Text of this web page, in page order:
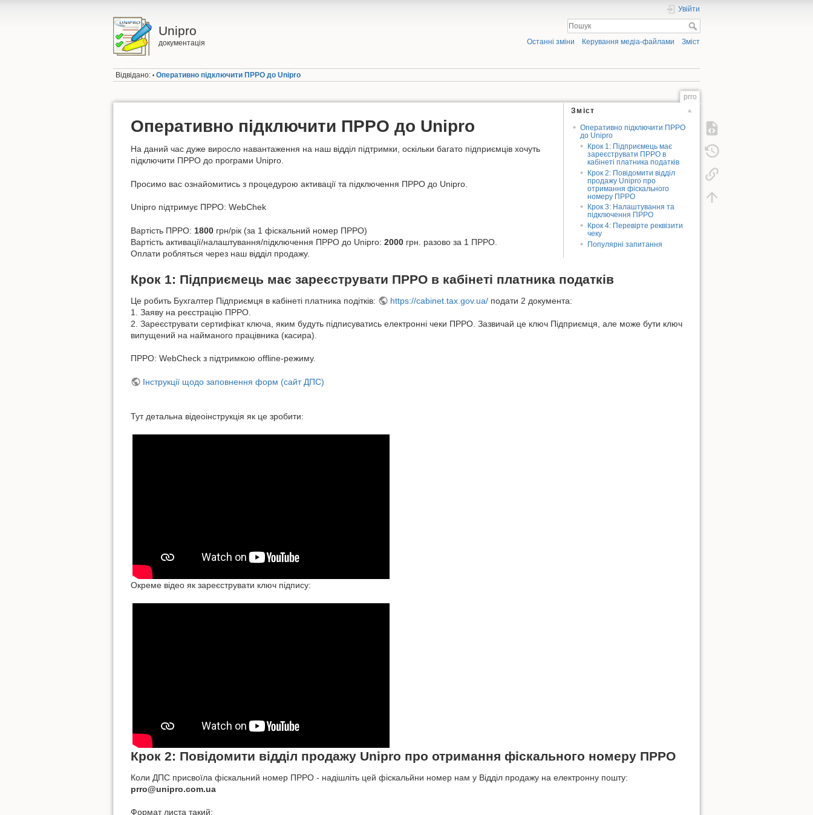
Unipro
документація
Увійти
Останні зміни Керування медіа-файлами Зміст
Відвідано: • Оперативно підключити ПРРО дo Unipro
prro
Зміст
Оперативно підключити ПРРО
дo Unipro
Крок 1: Підприємець має
зареєструвати ПРРО в
кабінеті платника податків
Крок 2: Повідомити відділ
продажу Unipro про
отримання фіскального
номеру ПРРО
Крок 3: Налаштування та
підключення ПРРО
Крок 4: Перевірте реквізити
чеку
Популярні запитання
Оперативно підключити ПРРО дo Unipro
На даний час дуже виросло навантаження на наш відділ підтримки, оскільки багато підприємців хочуть
підключити ПРРО до програми Unipro.
Просимо вас ознайомитись з процедурою активації та підключення ПРРО до Unipro.
Unipro підтримує ПРРО: WebChek
Вартість ПРРО: 1800 грн/рік (за 1 фіскальний номер ПРРО)
Вартість активації/налаштування/підключення ПРРО до Unipro: 2000 грн. разово за 1 ПРРО.
Оплати робляться через наш відділ продажу.
Крок 1: Підприємець має зареєструвати ПРРО в кабінеті платника податків
Це робить Бухгалтер Підприємця в кабінеті платника подітків: https://cabinet.tax.gov.ua/подати 2 документа:
1. Заяву на реєстрацію ПРРО.
2. Зареєструвати сертифікат ключа, яким будуть підписуватись електронні чеки ПРРО. Зазвичай це ключ Підприємця, але може бути ключ
випущений на найманого працівника (касира).
ПРРО: WebCheck з підтримкою offline-режиму.
Інструкції щодо заповнення форм (сайт ДПС)
Тут детальна відеоінструкція як це зробити:
Окреме відео як зареєструвати ключ підпису:
Крок 2: Повідомити відділ продажу Unipro про отримання фіскального номеру ПРРО
Коли ДПС присвоїла фіскальний номер ПРРО - надішліть цей фіскальйни номер нам у Відділ продажу на електронну пошту:
prro@unipro.com.ua
Формат листа такий: